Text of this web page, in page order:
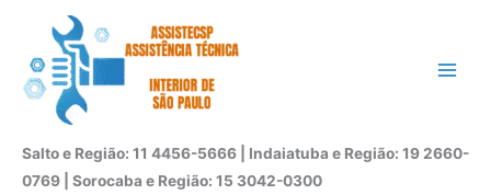
conteúdo
Salto e Região: 11 4456-5666 | Indaiatuba e Região: 19 2660-
0769 | Sorocaba e Região: 15 3042-0300